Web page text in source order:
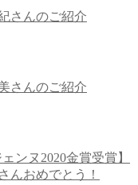
さんのご紹介
さんのご紹介
ンヌ2020金賞受賞】
んおめでとう！